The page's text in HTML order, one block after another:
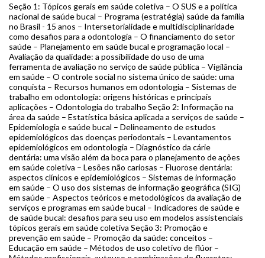
Seção 1: Tópicos gerais em saúde coletiva – O SUS e a política
nacional de saúde bucal – Programa (estratégia) saúde da família
no Brasil - 15 anos – Intersetorialidade e multidisciplinaridade
como desafios para a odontologia – O financiamento do setor
saúde – Planejamento em saúde bucal e programação local –
Avaliação da qualidade: a possibilidade do uso de uma
ferramenta de avaliação no serviço de saúde pública – Vigilância
em saúde – O controle social no sistema único de saúde: uma
conquista – Recursos humanos em odontologia – Sistemas de
trabalho em odontologia: origens históricas e principais
aplicações – Odontologia do trabalho Seção 2: Informação na
área da saúde – Estatística básica aplicada a serviços de saúde –
Epidemiologia e saúde bucal – Delineamento de estudos
epidemiológicos das doenças periodontais – Levantamentos
epidemiológicos em odontologia – Diagnóstico da cárie
dentária: uma visão além da boca para o planejamento de ações
em saúde coletiva – Lesões não cariosas – Fluorose dentária:
aspectos clínicos e epidemiológicos – Sistemas de informação
em saúde – O uso dos sistemas de informação geográfica (SIG)
em saúde – Aspectos teóricos e metodológicos da avaliação de
serviços e programas em saúde bucal – Indicadores de saúde e
de saúde bucal: desafios para seu uso em modelos assistenciais
tópicos gerais em saúde coletiva Seção 3: Promoção e
prevenção em saúde – Promoção da saúde: conceitos –
Educação em saúde – Métodos de uso coletivo de flúor –